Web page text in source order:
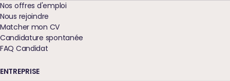
Nos offres d'emploi
Nous rejoindre
Matcher mon CV
Candidature spontanée
FAQ Candidat
ENTREPRISE